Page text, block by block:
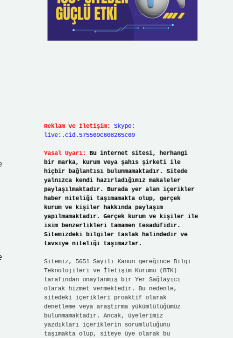
Reklam ve İletişim:
Skype:
live:.cid.575569c608265c69
Yasal Uyarı:
Bu internet sitesi, herhangi
bir marka, kurum veya şahıs şirketi ile
hiçbir bağlantısı bulunmamaktadır. Sitede
yalnızca kendi hazırladığımız makaleler
paylaşılmaktadır. Burada yer alan içerikler
haber niteliği taşımamakta olup, gerçek
kurum ve kişiler hakkında paylaşım
yapılmamaktadır. Gerçek kurum ve kişiler ile
isim benzerlikleri tamamen tesadüfidir.
Sitemizdeki bilgiler taslak halindedir ve
tavsiye niteliği taşımazlar.
Sitemiz, 5651 Sayılı Kanun gereğince Bilgi
Teknolojileri ve İletişim Kurumu (BTK)
tarafından onaylanmış bir Yer Sağlayıcı
olarak hizmet vermektedir. Bu nedenle,
sitedeki içerikleri proaktif olarak
denetleme veya araştırma yükümlülüğümüz
bulunmamaktadır. Ancak, üyelerimiz
yazdıkları içeriklerin sorumluluğunu
taşımakta olup, siteye üye olarak bu